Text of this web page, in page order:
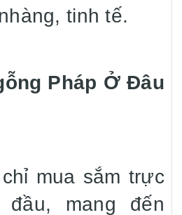
tinh tế.
Pháp Ở Đâu
mua sắm trực
đầu, mang đến